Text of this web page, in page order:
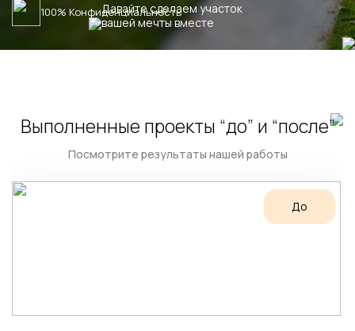
100% Конфиденциальность
Давайте сделаем участок
вашей мечты вместе
Выполненные проекты “до” и “после”
Посмотрите результаты нашей работы
До